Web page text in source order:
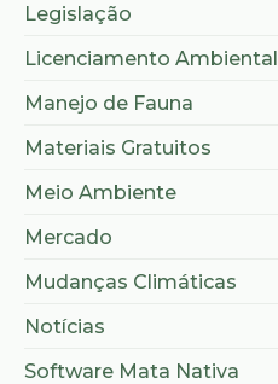
Legislação
Licenciamento Ambiental
Manejo de Fauna
Materiais Gratuitos
Meio Ambiente
Mercado
Mudanças Climáticas
Notícias
Software Mata Nativa